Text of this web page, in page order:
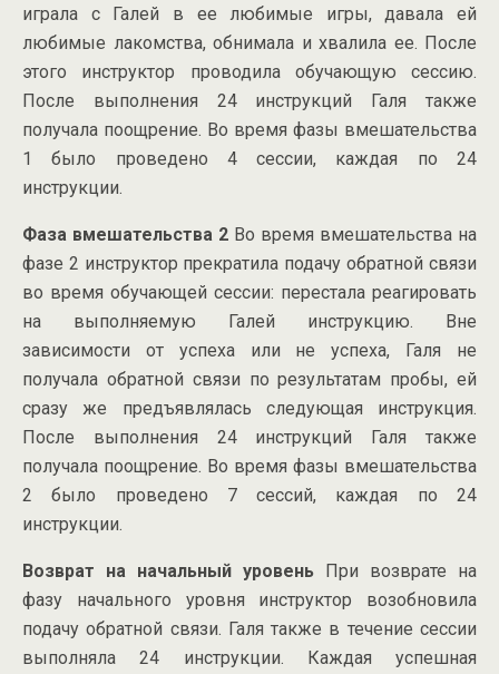
играла с Галей в ее любимые игры, давала ей
любимые лакомства, обнимала и хвалила ее. После
этого инструктор проводила обучающую сессию.
После выполнения 24 инструкций Галя также
получала поощрение. Во время фазы вмешательства
1 было проведено 4 сессии, каждая по 24
инструкции.
Фаза вмешательства 2 Во время вмешательства на
фазе 2 инструктор прекратила подачу обратной связи
во время обучающей сессии: перестала реагировать
на выполняемую Галей инструкцию. Вне
зависимости от успеха или не успеха, Галя не
получала обратной связи по результатам пробы, ей
сразу же предъявлялась следующая инструкция.
После выполнения 24 инструкций Галя также
получала поощрение. Во время фазы вмешательства
2 было проведено 7 сессий, каждая по 24
инструкции.
Возврат на начальный уровень При возврате на
фазу начального уровня инструктор возобновила
подачу обратной связи. Галя также в течение сессии
выполняла 24 инструкции. Каждая успешная